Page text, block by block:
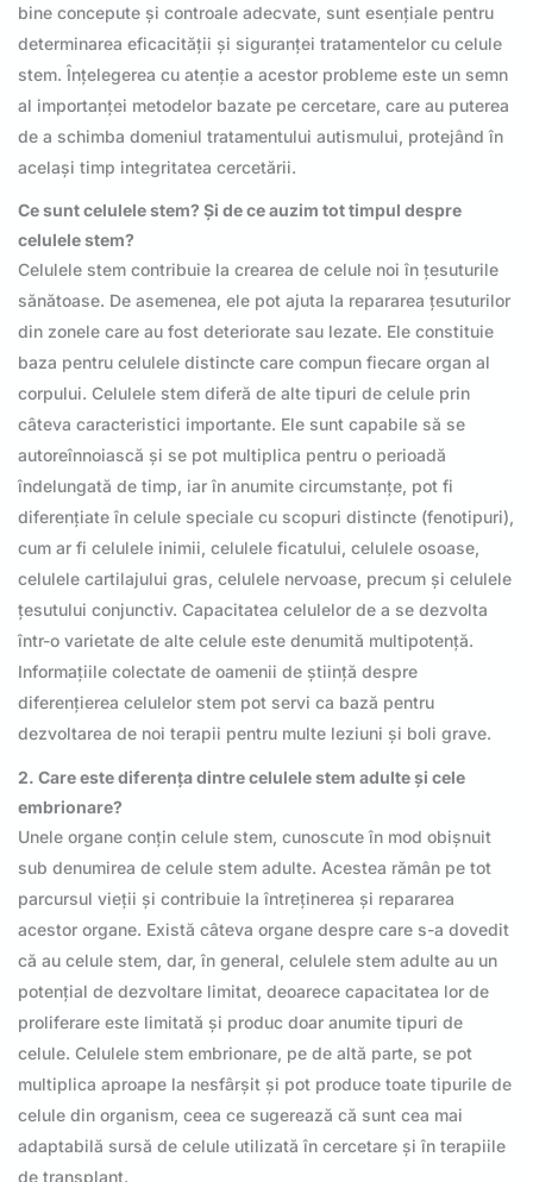
bine concepute și controale adecvate, sunt esențiale pentru
determinarea eficacității și siguranței tratamentelor cu celule
stem. Înțelegerea cu atenție a acestor probleme este un semn
al importanței metodelor bazate pe cercetare, care au puterea
de a schimba domeniul tratamentului autismului, protejând în
același timp integritatea cercetării.
Ce sunt celulele stem? Și de ce auzim tot timpul despre
celulele stem?
Celulele stem contribuie la crearea de celule noi în țesuturile
sănătoase. De asemenea, ele pot ajuta la repararea țesuturilor
din zonele care au fost deteriorate sau lezate. Ele constituie
baza pentru celulele distincte care compun fiecare organ al
corpului. Celulele stem diferă de alte tipuri de celule prin
câteva caracteristici importante. Ele sunt capabile să se
autoreînnoiască și se pot multiplica pentru o perioadă
îndelungată de timp, iar în anumite circumstanțe, pot fi
diferențiate în celule speciale cu scopuri distincte (fenotipuri),
cum ar fi celulele inimii, celulele ficatului, celulele osoase,
celulele cartilajului gras, celulele nervoase, precum și celulele
țesutului conjunctiv. Capacitatea celulelor de a se dezvolta
într-o varietate de alte celule este denumită multipotență.
Informațiile colectate de oamenii de știință despre
diferențierea celulelor stem pot servi ca bază pentru
dezvoltarea de noi terapii pentru multe leziuni și boli grave.
2. Care este diferența dintre celulele stem adulte și cele
embrionare?
Unele organe conțin celule stem, cunoscute în mod obișnuit
sub denumirea de celule stem adulte. Acestea rămân pe tot
parcursul vieții și contribuie la întreținerea și repararea
acestor organe. Există câteva organe despre care s-a dovedit
că au celule stem, dar, în general, celulele stem adulte au un
potențial de dezvoltare limitat, deoarece capacitatea lor de
proliferare este limitată și produc doar anumite tipuri de
celule. Celulele stem embrionare, pe de altă parte, se pot
multiplica aproape la nesfârșit și pot produce toate tipurile de
celule din organism, ceea ce sugerează că sunt cea mai
adaptabilă sursă de celule utilizată în cercetare și în terapiile
de transplant.